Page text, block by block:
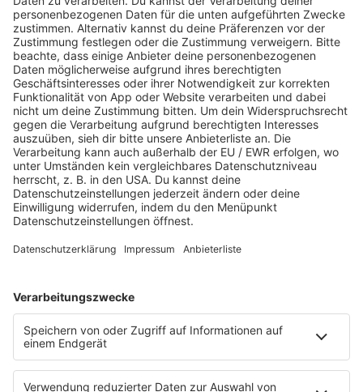
SALÜ am Morgen
Podcast
Aktuelle Beiträge und Themen
Sound of Saarland
Martina Straten
Hitstory
Schlaumeier-Duell
Mundwerk - schlau frühstücken
FUN
Kontakt-Board
App
T.B. Action-Hero
10 Fragen 10 Antworten
Chat-Community
SALÜ TV